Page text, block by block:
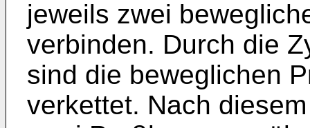
jeweils zwei
verbinden. Durch die
sind die beweglichen
verkettet. Nach